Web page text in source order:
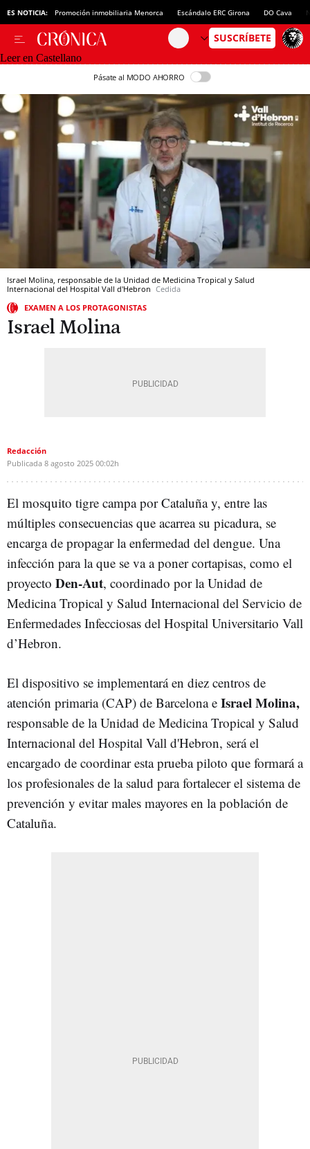
ES NOTICIA: Promoción inmobiliaria Menorca Escándalo ERC Girona DO Cava
Leer en Castellano
Pásate al MODO AHORRO
Israel Molina, responsable de la Unidad de Medicina Tropical y Salud
Internacional del Hospital Vall d'Hebron Cedida
EXAMEN A LOS PROTAGONISTAS
Israel Molina
Redacción
Publicada 8 agosto 2025 00:02h
El mosquito tigre campa por Cataluña y, entre las
múltiples consecuencias que acarrea su picadura, se
encarga de propagar la enfermedad del dengue. Una
infección para la que se va a poner cortapisas, como el
proyecto Den-Aut, coordinado por la Unidad de
Medicina Tropical y Salud Internacional del Servicio de
Enfermedades Infecciosas del Hospital Universitario Vall
d’Hebron.
El dispositivo se implementará en diez centros de
atención primaria (CAP) de Barcelona e Israel Molina,
responsable de la Unidad de Medicina Tropical y Salud
Internacional del Hospital Vall d'Hebron, será el
encargado de coordinar esta prueba piloto que formará a
los profesionales de la salud para fortalecer el sistema de
prevención y evitar males mayores en la población de
Cataluña.